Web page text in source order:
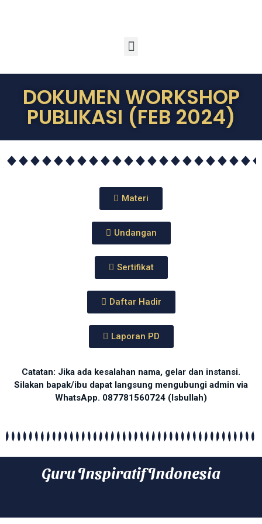
DOKUMEN WORKSHOP
PUBLIKASI (FEB 2024)
Materi
Undangan
Sertifikat
Daftar Hadir
Laporan PD
Catatan: Jika ada kesalahan nama, gelar dan instansi.
Silakan bapak/ibu dapat langsung mengubungi admin via
WhatsApp. 087781560724 (Isbullah)
Guru Inspiratif Indonesia